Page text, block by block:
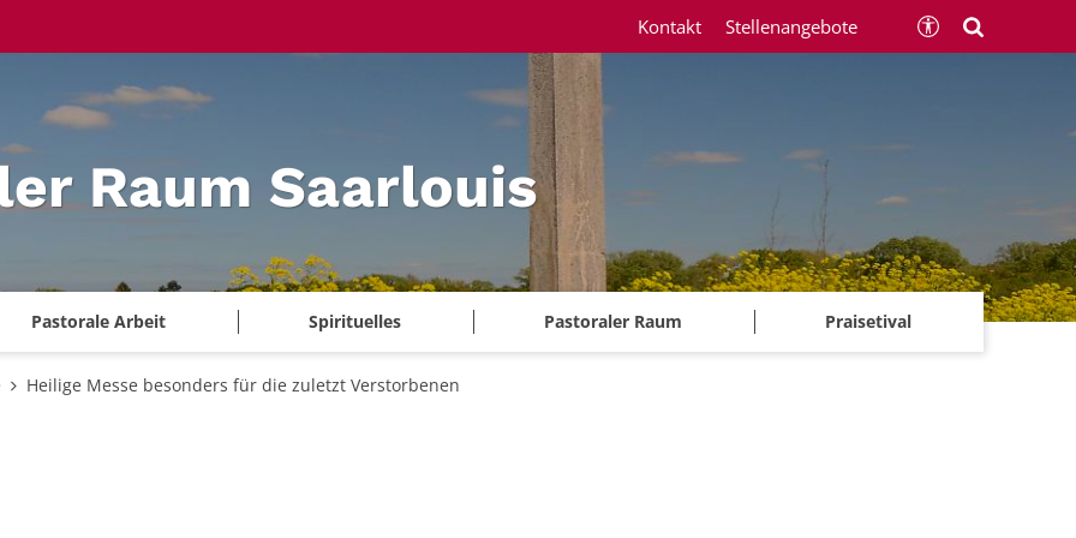
Raum Saarlouis
Pastorale Arbeit Spirituelles Pastoraler Raum Praisetival
Kontakt Stellenangebote
Heilige Messe besonders für die zuletzt Verstorbenen